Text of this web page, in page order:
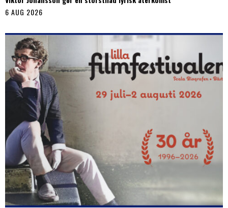
6 AUG 2026